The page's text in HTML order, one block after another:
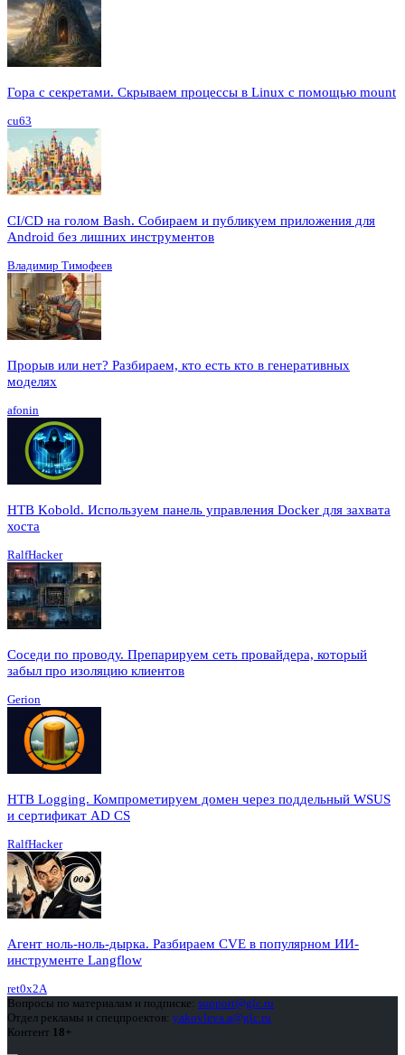
Гора с секретами. Скрываем процессы в Linux c помощью mount
cu63
CI/CD на голом Bash. Собираем и публикуем приложения для
Android без лишних инструментов
Владимир Тимофеев
Прорыв или нет? Разбираем, кто есть кто в генеративных
моделях
afonin
HTB Kobold. Используем панель управления Docker для захвата
хоста
RalfHacker
Соседи по проводу. Препарируем сеть провайдера, который
забыл про изоляцию клиентов
Gerion
HTB Logging. Компрометируем домен через поддельный WSUS
и сертификат AD CS
RalfHacker
Агент ноль-ноль-дырка. Разбираем CVE в популярном ИИ-
инструменте Langflow
ret0x2A
Вопросы по материалам и подписке: support@glc.ru
Отдел рекламы и спецпроектов: yakovleva.a@glc.ru
Контент 18+